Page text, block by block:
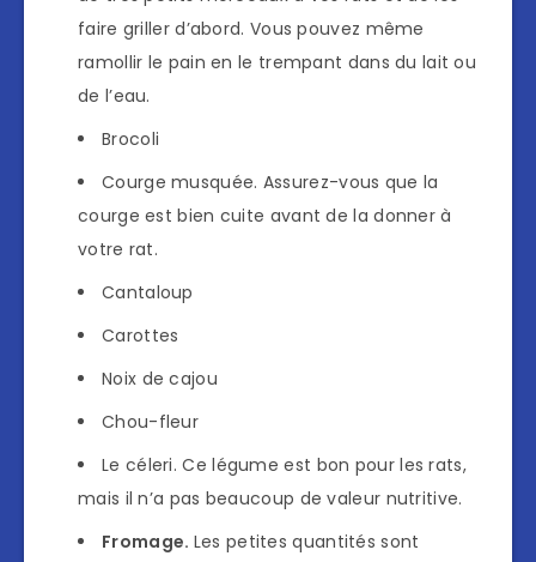
faire griller d’abord. Vous pouvez même
ramollir le pain en le trempant dans du lait ou
de l’eau.
Brocoli
Courge musquée. Assurez-vous que la
courge est bien cuite avant de la donner à
votre rat.
Cantaloup
Carottes
Noix de cajou
Chou-fleur
Le céleri. Ce légume est bon pour les rats,
mais il n’a pas beaucoup de valeur nutritive.
Fromage. Les petites quantités sont